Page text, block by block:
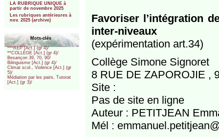
LA RUBRIQUE UNIQUE à
partir de novembre 2025
Les rubriques antérieures à
nov. 2025 (archive)
Mots-clés
***REP [Act.] (gr 4)/
**COLLEGE [Act.] (gr 4)/
Besançon 39, 70, 90/
Bilinguisme [Act.] (gr 4)/
Climat scol., Violence [Act.] (gr
5)/
Médiation par les pairs, Tutorat
[Act.] (gr 3)/
Favoriser l’intégration
inter-niveaux
(expérimentation art.34)
Collège Simone Signoret
8 RUE DE ZAPOROJIE ,
Site :
Pas de site en ligne
Auteur : PETITJEAN
Mél :